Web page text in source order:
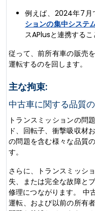
例えば、2024年7月
ションの集中システ
スAPlusと連携するこ
従って、前所有車の販売
運転するのを回します。
主な拘束:
中古車に関する品質
トランスミッションの問
ド、回転子、衝撃吸収材
の問題を含む様々な品質
す。
さらに、トランスミッシ
失、または完全な故障と
修理につながります。 中
運転、および以前の所有